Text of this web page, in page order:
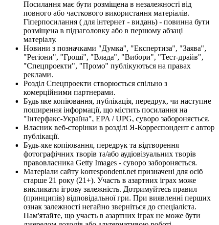
Посилання має бути розміщена в незалежності від
повного або часткового використання матеріалів.
Гіперпосилання ( для інтернет - видань) - повинна бути
розміщена в підзаголовку або в першому абзаці
матеріалу.
Новини з позначками "Думка", "Експертиза", "Заява",
"Регіони", "Гроші", "Влада", "Вибори", "Тест-драйв",
"Спецпроекти", "Промо" публікуються на правах
реклами.
Розділ Спецпроекти створюється спільно з
комерційними партнерами.
Будь яке копіювання, публікація, передрук, чи наступне
поширення інформації, що містить посилання на
"Інтерфакс-Україна", EPA / UPG, суворо забороняється.
Власник веб-сторінки в розділі Я-Корреспондент є автор
публікації.
Будь-яке копіювання, передрук та відтворення
фотографічних творів та/або аудіовізуальних творів
правовласника Getty Images - суворо забороняється.
Матеріали сайту korrespondent.net призначені для осіб
старше 21 року (21+). Участь в азартних іграх може
викликати ігрову залежність. Дотримуйтесь правил
(принципів) відповідальної гри. При виявленні перших
ознак залежності негайно зверніться до спеціаліста.
Пам'ятайте, що участь в азартних іграх не може бути